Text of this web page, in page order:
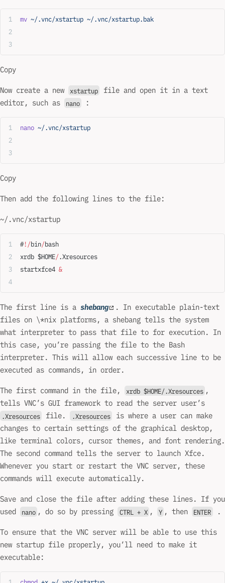
mv ~/.vnc/xstartup ~/.vnc/xstartup.bak
Copy
Now create a new xstartup
file and open it in a text
editor, such as
nano :
nano ~/.vnc/xstartup
Copy
Then add the following lines to the file:
~/.vnc/xstartup
#!/bin/bash
xrdb $HOME/.Xresources
startxfce4 &
The first line is a shebang
. In executable plain-text
files on \*nix platforms, a shebang tells the system
what interpreter to pass that file to for execution. In
this case, you’re passing the file to the Bash
interpreter. This will allow each successive line to be
executed as commands, in order.
The first command in the file, xrdb $HOME/.Xresources ,
tells VNC’s GUI framework to read the server user’s
.Xresources file. .Xresources
is where a user can make
changes to certain settings of the graphical desktop,
like terminal colors, cursor themes, and font rendering.
The second command tells the server to launch Xfce.
Whenever you start or restart the VNC server, these
commands will execute automatically.
Save and close the file after adding these lines. If you
used
nano , do so by pressing CTRL + X , Y , then ENTER .
To ensure that the VNC server will be able to use this
new startup file properly, you’ll need to make it
executable: